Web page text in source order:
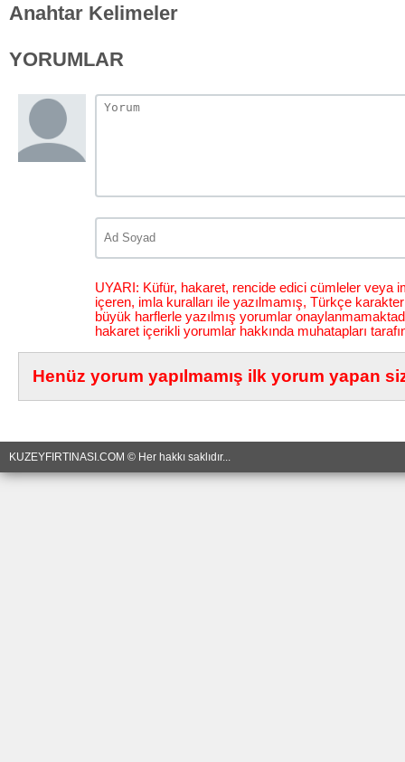
Anahtar Kelimeler
YORUMLAR
UYARI: Küfür, hakaret, rencide edici cümleler veya
içeren, imla kuralları ile yazılmamış, Türkçe
büyük harflerle yazılmış yorumlar
hakaret içerikli yorumlar hakkında muhatapları
Henüz yorum yapılmamış ilk yorum yapan
KUZEYFIRTINASI.COM © Her hakkı saklıdır...